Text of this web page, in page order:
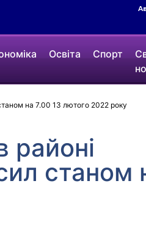
Освіта Спорт
на 7.00 13 лютого 2022 року
районі
станом